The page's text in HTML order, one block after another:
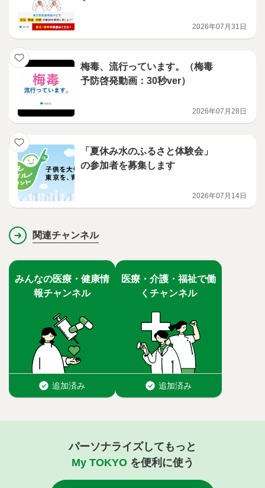
2026年07月31日
梅毒、流行っています。（梅毒
予防啓発動画：30秒ver）
2026年07月28日
「夏休み水のふるさと体験会」
の参加者を募集します
2026年07月14日
関連チャンネル
パーソナライズしてもっと
My TOKYOを便利に使う